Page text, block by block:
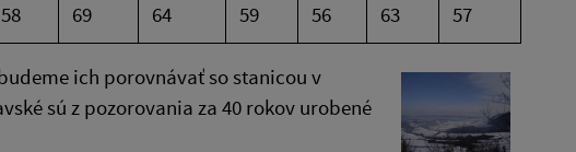
58 69 64 59 56 63 57
ich porovnávať so stanicou v
sú z pozorovania za 40 rokov urobené